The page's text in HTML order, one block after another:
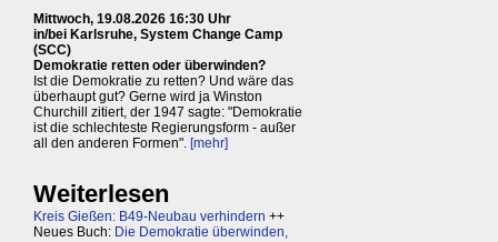
Mittwoch, 19.08.2026 16:30 Uhr
in/bei Karlsruhe, System Change Camp
(SCC)
Demokratie retten oder überwinden?
Ist die Demokratie zu retten? Und wäre das
überhaupt gut? Gerne wird ja Winston
Churchill zitiert, der 1947 sagte: "Demokratie
ist die schlechteste Regierungsform - außer
all den anderen Formen". [mehr]
Weiterlesen
Kreis Gießen: B49-Neubau verhindern ++
Neues Buch: Die Demokratie überwinden,